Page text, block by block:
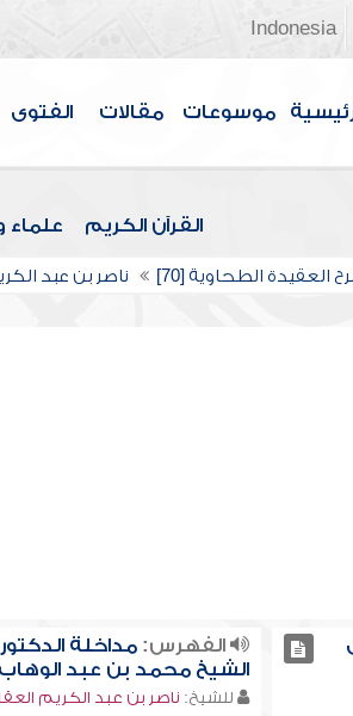
Indonesia
موسوعات مقالات الفتوى
القرآن الكريم علماء
العقيدة الطحاوية [70] ناصر بن عبد
الفهرس: مداخلة
الشيخ محمد بن عبد الوهاب
للشيخ: ناصر بن عبد الكريم